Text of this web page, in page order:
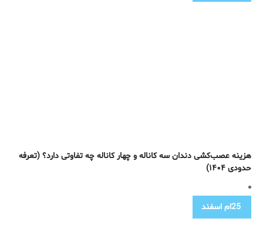
هزینه عصب‌کشی دندان سه کاناله و چهار کاناله چه تفاوتی دارد؟ (تعرفه
حدودی ۱۴۰۴)
25ام اسفند